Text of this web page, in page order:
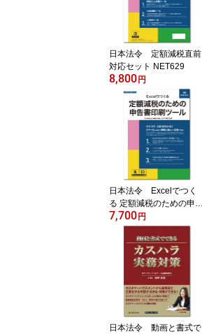
日本法令 定額減税直前
対応セット NET629
8,800円
日本法令 Excelでつく
る 定額減税のための申告
書印刷ツール 源泉MC1
7,700円
日本法令 動画と書式で